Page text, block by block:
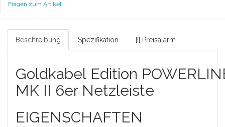
Fragen zum Artikel
Beschreibung Spezifikation [!] Preisalarm
Goldkabel Edition
MK II 6er Netzleiste
EIGENSCHAFTEN